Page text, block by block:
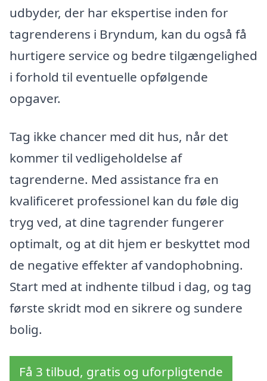
udbyder, der har ekspertise inden for
tagrenderens i Bryndum, kan du også få
hurtigere service og bedre tilgængelighed
i forhold til eventuelle opfølgende
opgaver.
Tag ikke chancer med dit hus, når det
kommer til vedligeholdelse af
tagrenderne. Med assistance fra en
kvalificeret professionel kan du føle dig
tryg ved, at dine tagrender fungerer
optimalt, og at dit hjem er beskyttet mod
de negative effekter af vandophobning.
Start med at indhente tilbud i dag, og tag
første skridt mod en sikrere og sundere
bolig.
Få 3 tilbud, gratis og uforpligtende